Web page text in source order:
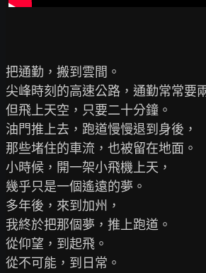
把通勤，搬到雲間。
尖峰時刻的高速公路，通勤常常要
但飛上天空，只要二十分鐘。
油門推上去，跑道慢慢退到身後，
那些堵住的車流，也被留在地面。
小時候，開一架小飛機上天，
幾乎只是一個遙遠的夢。
多年後，來到加州，
我終於把那個夢，推上跑道。
從仰望，到起飛。
從不可能，到日常。